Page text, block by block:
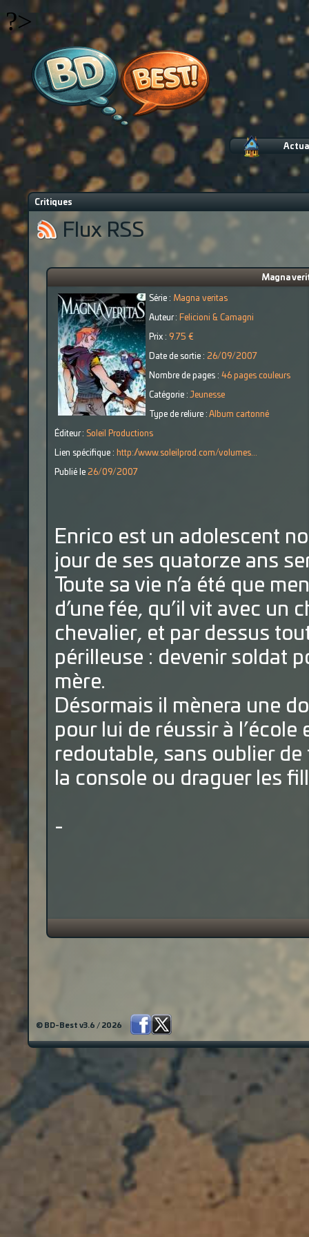
?>
Critiques
Flux RSS
Magna
Série : Magna veritas
Auteur : Felicioni & Camagni
Prix : 9.75 €
Date de sortie : 26/09/2007
Nombre de pages : 46 pages couleurs
Catégorie : Jeunesse
Type de reliure : Album cartonné
Éditeur : Soleil Productions
Lien spécifique : http://www.soleilprod.com/volumes...
Publié le 26/09/2007
Enrico est un adolescent
jour de ses quatorze ans
Toute sa vie n’a été que
d’une fée, qu’il vit avec un
chevalier, et par dessus
périlleuse : devenir soldat
mère.
Désormais il mènera une
pour lui de réussir à
redoutable, sans oublier
la console ou draguer les
-
© BD-Best v3.6 / 2026